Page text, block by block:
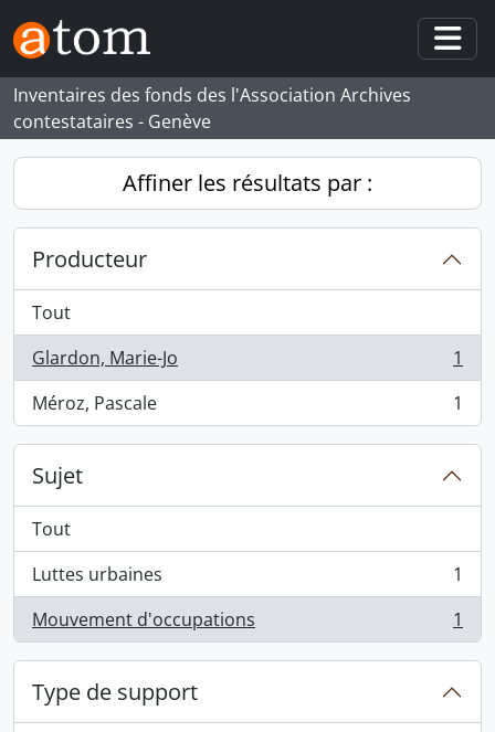
Skip to main content
Inventaires des fonds des l'Association Archives
contestataires - Genève
Affiner les résultats par :
Producteur
Tout
Glardon, Marie-Jo
, 1 résultats
1
Méroz, Pascale
, 1 résultats 1
Sujet
Tout
Luttes urbaines
, 1 résultats
1
Mouvement d'occupations
, 1 résultats 1
Type de support